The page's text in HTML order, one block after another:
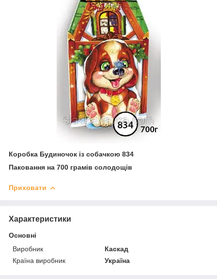
Коробка Будиночок із собачкою 834
Паковання на 700 грамів солодощів
Приховати
Характеристики
Основні
Виробник
Каскад
Країна виробник
Україна